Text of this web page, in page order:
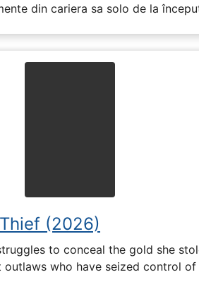
din cariera sa solo de la
(2026)
to conceal the gold she
who have seized control of